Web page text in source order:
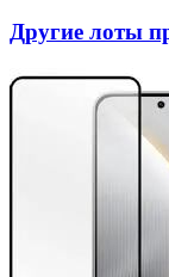
Другие лоты